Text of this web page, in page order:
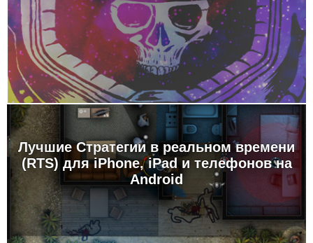
Лучшие Стратегии в реальном времени
(RTS) для iPhone, iPad и телефонов на
Android